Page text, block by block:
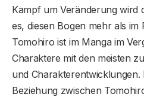
Kampf um Veränderung wird
es, diesen Bogen mehr als im
Tomohiro ist im Manga im
Charaktere mit den meisten
und Charakterentwicklungen.
Beziehung zwischen